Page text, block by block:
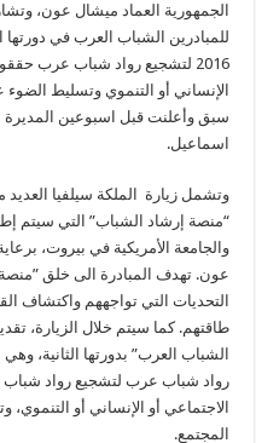
الجمهورية العماد ميشال عون،
للمبادرين الشباب العرب في دورتها
2016 لتشجيع رواد شباب عرب
الإنساني أو التنموي وتسليط الضوء
سبق وأعلنت قبل اسبوعين المديرة
اسماعيل.
وتشمل زيارة الملكة سيلفيا
“منصة إرشاد الشباب” التي سيتم
والجامعة الأمريكية في بيروت،
عون. تهدف المبادرة الى خلق ”منصة
التحديات التي تواجههم واكتشاف
طاقتهم. كما سيتم خلال الزيارة،
رواد شباب عرب لتشجيع رواد شباب
الاجتماعي أو الإنساني أو
المجتمع.